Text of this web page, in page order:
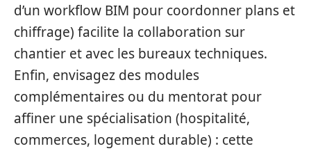
d’un workflow BIM pour coordonner plans et
chiffrage) facilite la collaboration sur
chantier et avec les bureaux techniques.
Enfin, envisagez des modules
complémentaires ou du mentorat pour
affiner une spécialisation (hospitalité,
commerces, logement durable) : cette